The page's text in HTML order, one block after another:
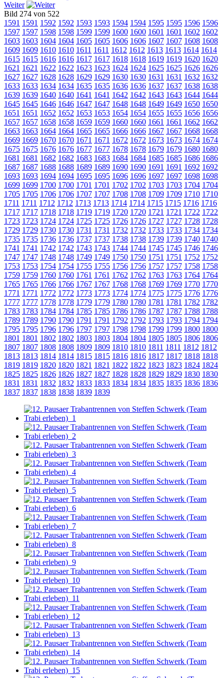
Weiter
Bild 274 von 522
1591 1591 1592 1592 1593 1593 1594 1594 1595 1595 1596 1596
1597 1597 1598 1598 1599 1599 1600 1600 1601 1601 1602 1602
1603 1603 1604 1604 1605 1605 1606 1606 1607 1607 1608 1608
1609 1609 1610 1610 1611 1611 1612 1612 1613 1613 1614 1614
1615 1615 1616 1616 1617 1617 1618 1618 1619 1619 1620 1620
1621 1621 1622 1622 1623 1623 1624 1624 1625 1625 1626 1626
1627 1627 1628 1628 1629 1629 1630 1630 1631 1631 1632 1632
1633 1633 1634 1634 1635 1635 1636 1636 1637 1637 1638 1638
1639 1639 1640 1640 1641 1641 1642 1642 1643 1643 1644 1644
1645 1645 1646 1646 1647 1647 1648 1648 1649 1649 1650 1650
1651 1651 1652 1652 1653 1653 1654 1654 1655 1655 1656 1656
1657 1657 1658 1658 1659 1659 1660 1660 1661 1661 1662 1662
1663 1663 1664 1664 1665 1665 1666 1666 1667 1667 1668 1668
1669 1669 1670 1670 1671 1671 1672 1672 1673 1673 1674 1674
1675 1675 1676 1676 1677 1677 1678 1678 1679 1679 1680 1680
1681 1681 1682 1682 1683 1683 1684 1684 1685 1685 1686 1686
1687 1687 1688 1688 1689 1689 1690 1690 1691 1691 1692 1692
1693 1693 1694 1694 1695 1695 1696 1696 1697 1697 1698 1698
1699 1699 1700 1700 1701 1701 1702 1702 1703 1703 1704 1704
1705 1705 1706 1706 1707 1707 1708 1708 1709 1709 1710 1710
1711 1711 1712 1712 1713 1713 1714 1714 1715 1715 1716 1716
1717 1717 1718 1718 1719 1719 1720 1720 1721 1721 1722 1722
1723 1723 1724 1724 1725 1725 1726 1726 1727 1727 1728 1728
1729 1729 1730 1730 1731 1731 1732 1732 1733 1733 1734 1734
1735 1735 1736 1736 1737 1737 1738 1738 1739 1739 1740 1740
1741 1741 1742 1742 1743 1743 1744 1744 1745 1745 1746 1746
1747 1747 1748 1748 1749 1749 1750 1750 1751 1751 1752 1752
1753 1753 1754 1754 1755 1755 1756 1756 1757 1757 1758 1758
1759 1759 1760 1760 1761 1761 1762 1762 1763 1763 1764 1764
1765 1765 1766 1766 1767 1767 1768 1768 1769 1769 1770 1770
1771 1771 1772 1772 1773 1773 1774 1774 1775 1775 1776 1776
1777 1777 1778 1778 1779 1779 1780 1780 1781 1781 1782 1782
1783 1783 1784 1784 1785 1785 1786 1786 1787 1787 1788 1788
1789 1789 1790 1790 1791 1791 1792 1792 1793 1793 1794 1794
1795 1795 1796 1796 1797 1797 1798 1798 1799 1799 1800 1800
1801 1801 1802 1802 1803 1803 1804 1804 1805 1805 1806 1806
1807 1807 1808 1808 1809 1809 1810 1810 1811 1811 1812 1812
1813 1813 1814 1814 1815 1815 1816 1816 1817 1817 1818 1818
1819 1819 1820 1820 1821 1821 1822 1822 1823 1823 1824 1824
1825 1825 1826 1826 1827 1827 1828 1828 1829 1829 1830 1830
1831 1831 1832 1832 1833 1833 1834 1834 1835 1835 1836 1836
1837 1837 1838 1838 1839 1839